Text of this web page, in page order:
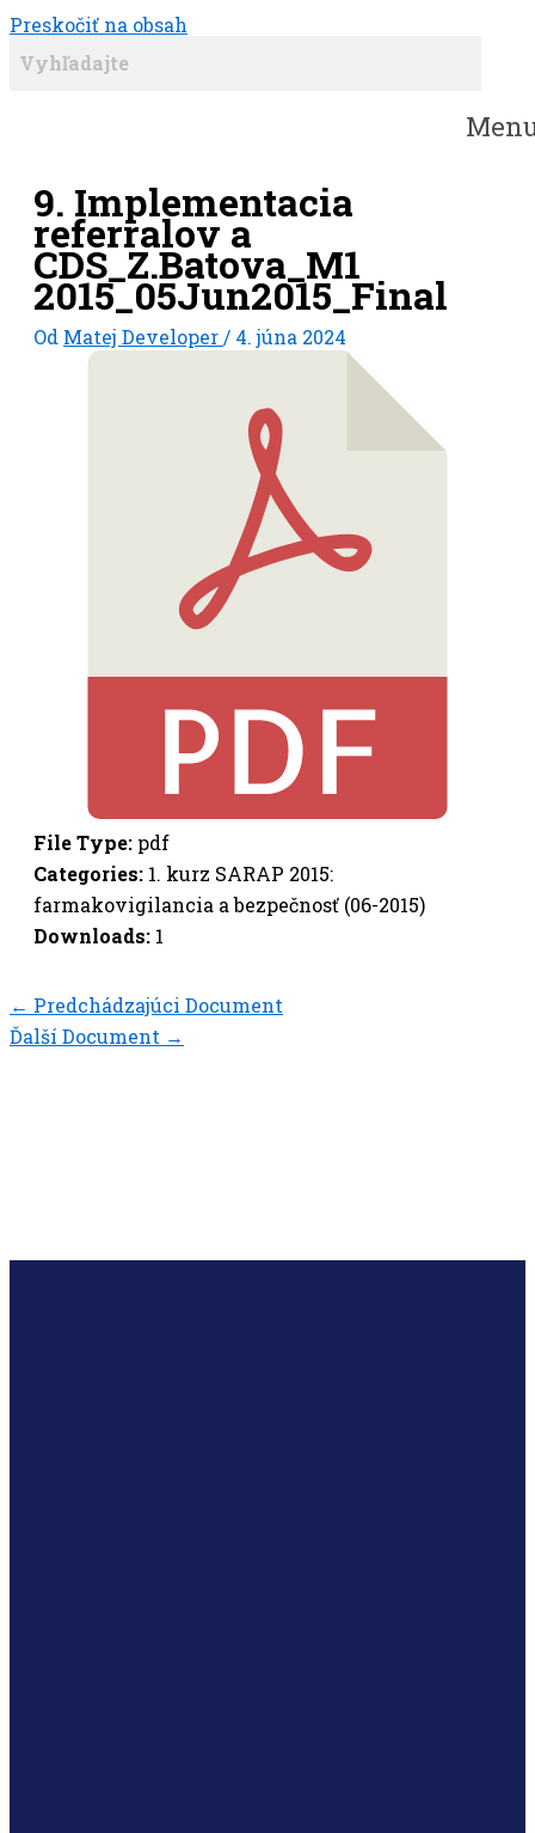
Preskočiť na obsah
SARAP
9. Implementacia
referralov a
CDS_Z.Batova_M1
2015_05Jun2015_Final
Od Matej Developer/ 4. júna 2024
File Type: pdf
Categories: 1. kurz SARAP 2015:
farmakovigilancia a bezpečnosť (06-2015)
Downloads: 1
← Predchádzajúci Document
Ďalší Document →